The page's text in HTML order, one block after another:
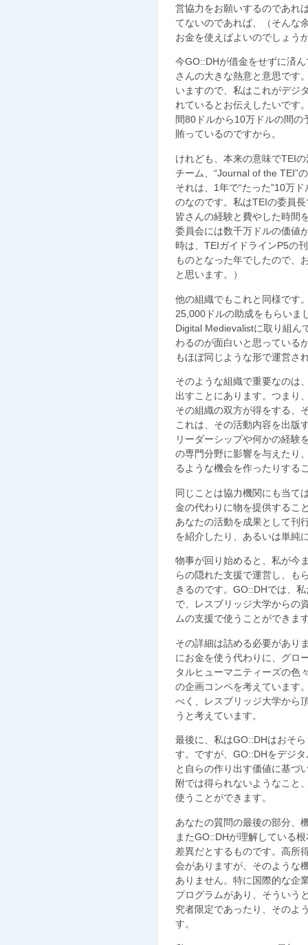
営協力をお願いするのであれ
てないのであれば、（そんな
お金を使えばよいのでしょう
今GO::DHが借金をせずに済
さんの大きな熱意と意思です
いますので、私はこれがデジ
れているとお伝えしたいです
間80ドルから10万ドルの間
賄っているのですから。
けれども、本来の意味でTEI
チーム、“Journal of the TEI”
それは、1年で“たった”10万
のなのです。私はTEIの委員
皆さんの経験と費やした時間
委員会には数千万ドルの価値
時は、TEIガイドラインP5の
ものとなった年でしたので、
と思います。）
他の組織でもこれと同様です
25,000ドルの助成をもらいま
Digital Medievalistに取り組ん
わるのが面白いと思っている
もほぼ同じような形で運営さ
そのような組織で重要なのは
出すことにあります。つまり
その組織の双方が得をする、
これは、その活動内容を出版
リーダーシップや何かの経験
の専門分野に影響を与えたり
るような機会を作ったりする
同じことは協力機関にも当て
金の代わりに物を提供するこ
あなたの活動を成果として刊
を紹介したり、あるいは単純
物事が回り始めると、私が今
らの隠れた支援で運営し、も
きるのです。GO::DHでは、
で、レスブリッジ大学からの
ムの支援で使うことができま
その詳細は詰める必要があり
にお金を使う代わりに、グロ
タルヒューマニティーズの色
の企画コンペを考えています
べく、レスブリッジ大学から
うと考えています。
最後に、私はGO::DHはおそ
す。ですが、GO::DHをデジ
と自らの作り出す価値に基づ
附では得られないようなこと
使うことができます。
あなたの質問の最後の部分、
またGO::DHが理解している
差異だとするものです。高所
会がありますが、そのような
ありません。特に国際的な企
プログラムがあり、そういう
究者限定であったり、そのよ
す。